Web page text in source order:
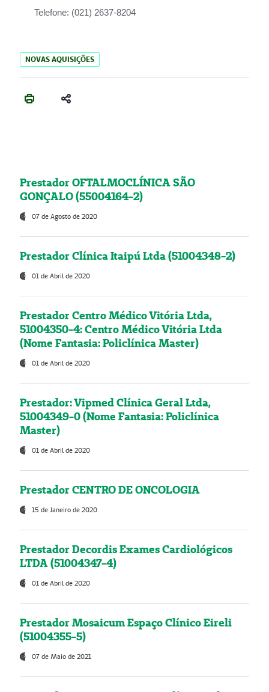
Telefone: (021) 2637-8204
NOVAS AQUISIÇÕES
Prestador OFTALMOCLÍNICA SÃO
GONÇALO (55004164-2)
07 de Agosto de 2020
Prestador Clínica Itaipú Ltda (51004348-2)
01 de Abril de 2020
Prestador Centro Médico Vitória Ltda,
51004350-4: Centro Médico Vitória Ltda
(Nome Fantasia: Policlínica Master)
01 de Abril de 2020
Prestador: Vipmed Clínica Geral Ltda,
51004349-0 (Nome Fantasia: Policlínica
Master)
01 de Abril de 2020
Prestador CENTRO DE ONCOLOGIA
15 de Janeiro de 2020
Prestador Decordis Exames Cardiológicos
LTDA (51004347-4)
01 de Abril de 2020
Prestador Mosaicum Espaço Clínico Eireli
(51004355-5)
07 de Maio de 2021